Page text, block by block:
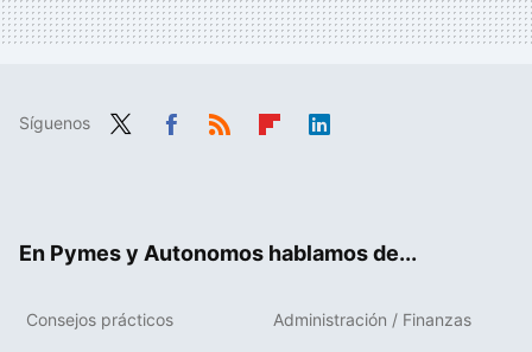
Síguenos
En Pymes y Autonomos hablamos de...
Consejos prácticos Administración / Finanzas